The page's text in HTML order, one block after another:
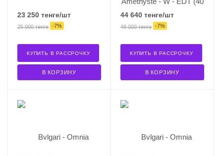
23 250 тенге/шт
25 000тенге -7%
В КОРЗИНУ
КУПИТЬ В РАССРОЧКУ
44 640 тенге/шт
48 000тенге -7%
В КОРЗИНУ
КУПИТЬ В РАССРОЧКУ